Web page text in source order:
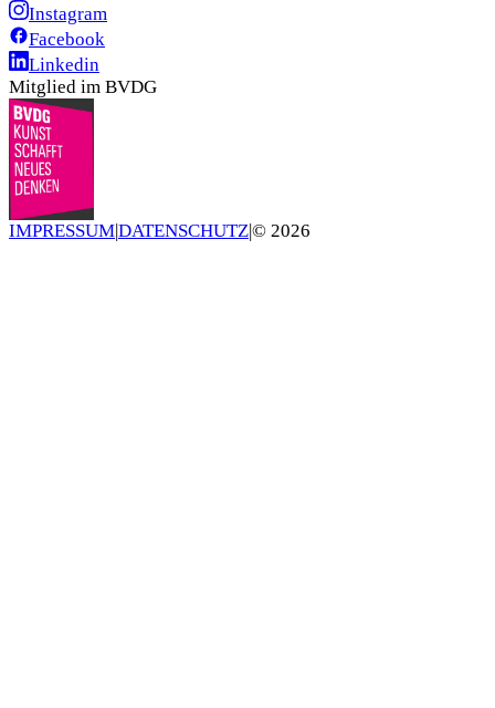
Instagram
Facebook
Linkedin
Mitglied im BVDG
IMPRESSUM|DATENSCHUTZ|© 2026